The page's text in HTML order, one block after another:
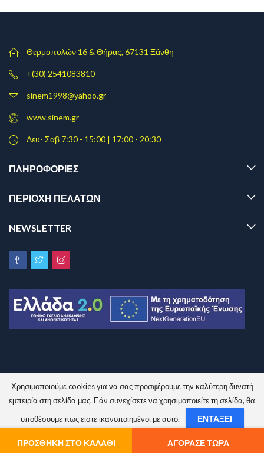
ΠΡΟΣΘΉΚΗ ΣΤΟ ΚΑΛΆΘΙ ΑΓΌΡΑΣΕ ΤΏΡΑ
Θερμοπυλών 16 & Θήρας, 67131 Ξάνθη
+(30) 2541083810
sinem1998@yahoo.gr
www.sinem.gr
Δευ- Σαβ 7:30 - 15:00 | 17:00 - 20:30
ΠΛΗΡΟΦΟΡΊΕΣ
ΠΕΡΙΟΧΗ ΠΕΛΑΤΩΝ
NEWSLETTER
Sinem.gr © 2026 All Rights Reserved.
Χρησιμοποιούμε cookies για να σας προσφέρουμε την καλύτερη δυνατή
εμπειρία στη σελίδα μας. Εάν συνεχίσετε να χρησιμοποιείτε τη σελίδα, θα
υποθέσουμε πως είστε ικανοποιημένοι με αυτό.
ΕΝΤΆΞΕΙ
ΌΧΙ ΠΟΛΙΤΙΚΉ ΑΠΟΡΡΉΤΟΥ